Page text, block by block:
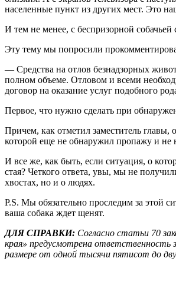
населенные пункт из других мест. Это
И тем не менее, с беспризорной
Эту тему мы попросили
— Средства на отлов безнадзорных
полном объеме. Отловом и всеми
договор на оказание услуг подобного
Первое, что нужно сделать при
Причем, как отметил заместитель
которой еще не обнаружил пропажу и не
И все же, как быть, если ситуация, о
стая? Четкого ответа, увы, мы не
хвостах, но и о людях.
P.S. Мы обязательно проследим за этой
ваша собака ждет щенят.
ДЛЯ СПРАВКИ: Согласно статьи 70
края» предусмотрена ответственность
размере от одной тысячи пятисот до